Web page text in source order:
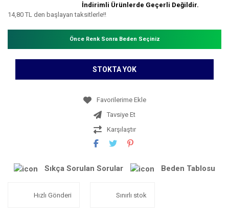
İndirimli Ürünlerde Geçerli Değildir.
14,80 TL den başlayan taksitlerle!!
Önce Renk Sonra Beden Seçiniz
STOKTA YOK
Tavsiye Et
Karşılaştır
Sıkça Sorulan Sorular Beden Tablosu
Hızlı Gönderi Sınırlı stok